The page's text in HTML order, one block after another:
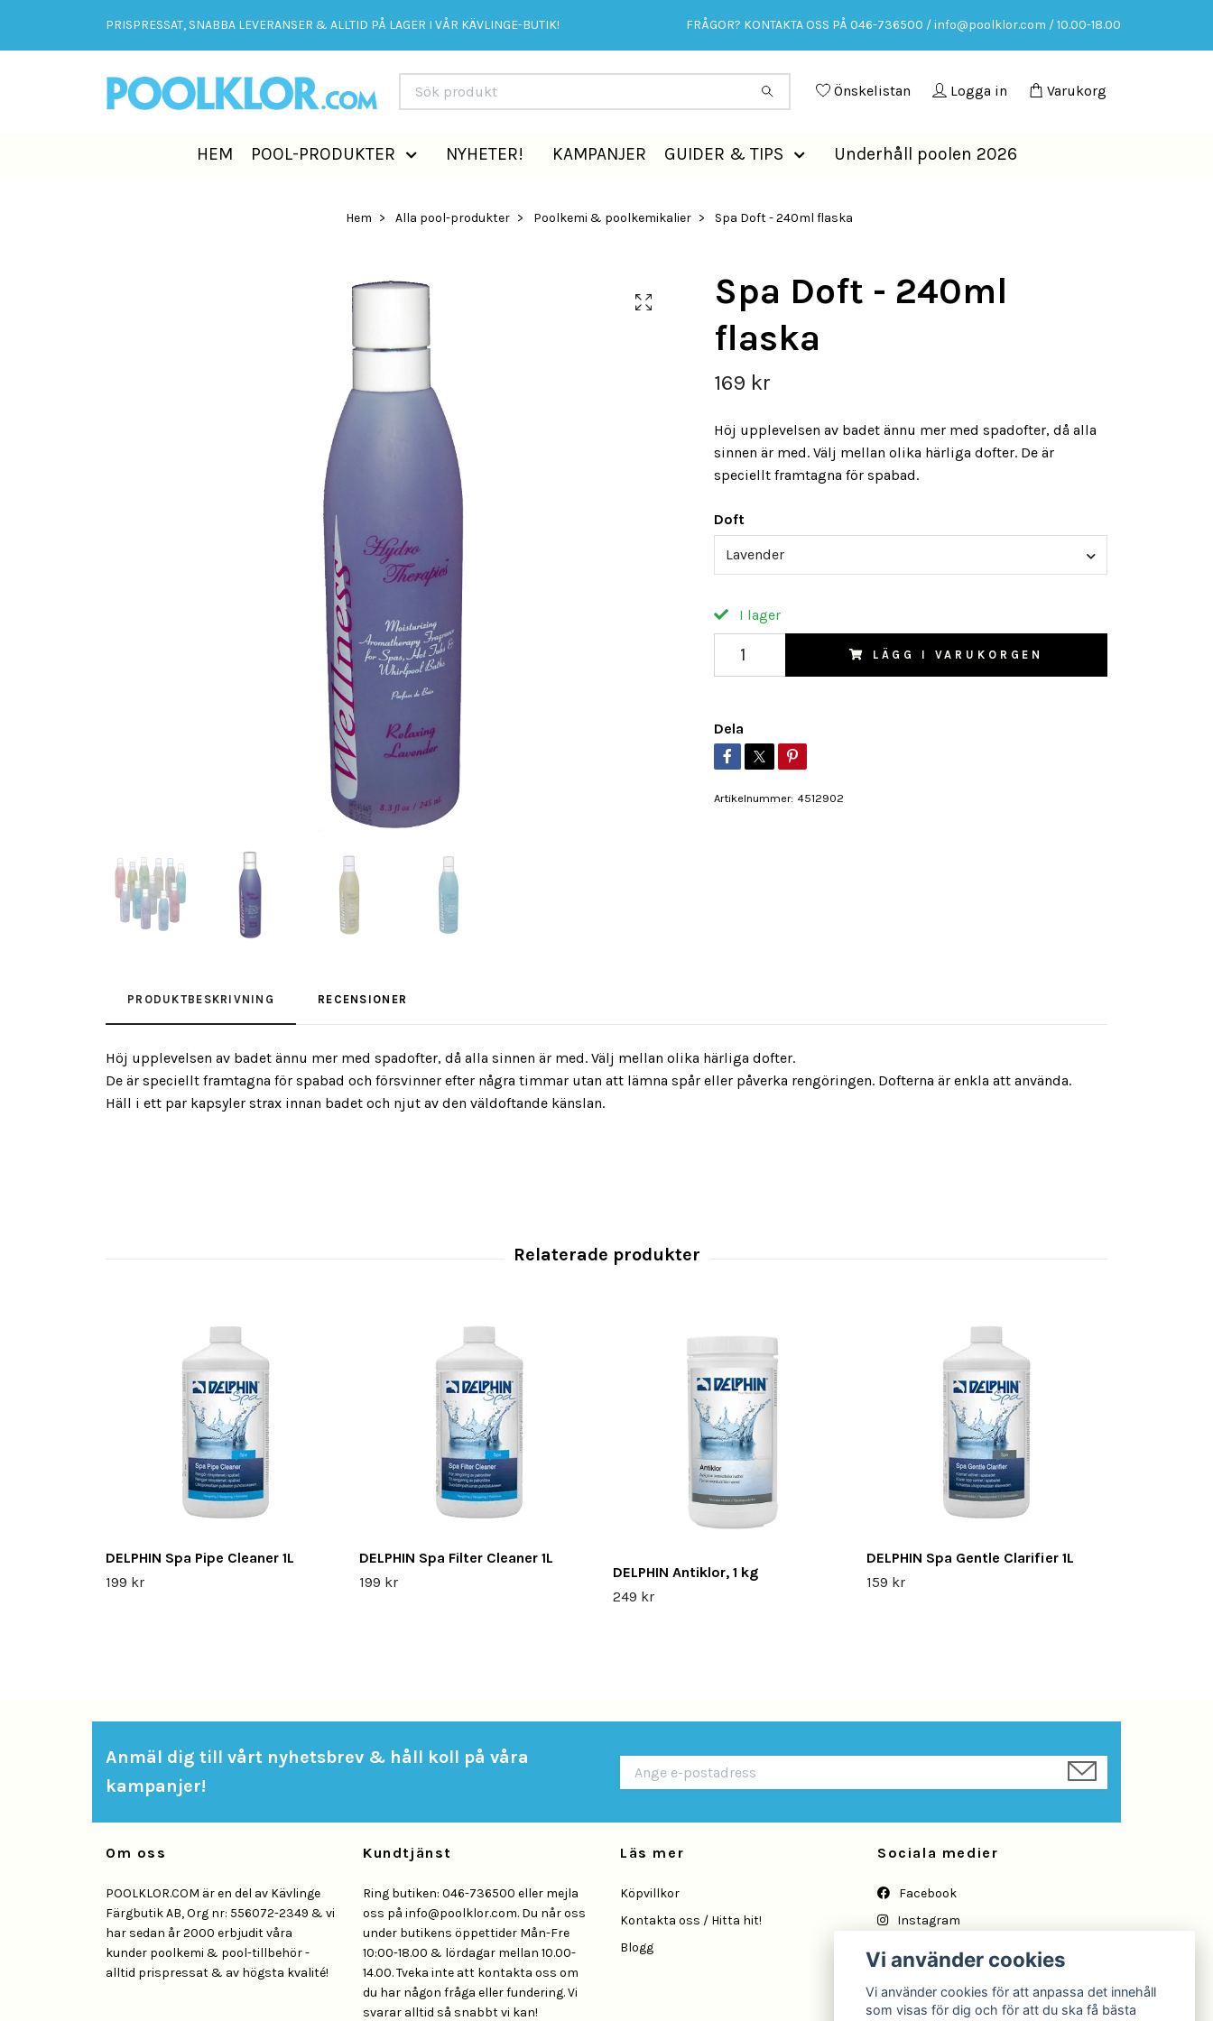
PRISPRESSAT, SNABBA LEVERANSER & ALLTID PÅ LAGER I VÅR KÄVLINGE-BUTIK! FRÅGOR? KONTAKTA OSS PÅ 046-736500 /info@poolklor.com / 10.00-18.00
Önskelistan Logga in Varukorg
HEM POOL-PRODUKTER NYHETER! KAMPANJER GUIDER & TIPS Underhåll poolen 2026
Hem Alla pool-produkter Poolkemi & poolkemikalier Spa Doft - 240ml flaska
Spa Doft - 240ml
flaska
169 kr
Höj upplevelsen av badet ännu mer med spadofter, då alla
sinnen är med. Välj mellan olika härliga dofter. De är
speciellt framtagna för spabad.
Doft
Lavender
I lager
LÄGG I VARUKORGEN
Dela
Artikelnummer: 4512902
PRODUKTBESKRIVNING RECENSIONER
Höj upplevelsen av badet ännu mer med spadofter, då alla sinnen är med. Välj mellan olika härliga dofter.
De är speciellt framtagna för spabad och försvinner efter några timmar utan att ­lämna spår eller påverka rengöringen. Dofterna är enkla att använda.
Häll i ett par kapsyler strax innan badet och njut av den väldoftande känslan.
DELPHIN Spa Pipe Cleaner 1L
199 kr
DELPHIN Spa Filter Cleaner 1L
199 kr
DELPHIN Antiklor, 1 kg
249 kr
DELPHIN Spa Gentle Clarifier 1L
159 kr
Anmäl dig till vårt nyhetsbrev & håll koll på våra
kampanjer!
Om oss
POOLKLOR.COM är en del av Kävlinge
Färgbutik AB, Org nr: 556072-2349 & vi
har sedan år 2000 erbjudit våra
kunder poolkemi & pool-tillbehör -
alltid prispressat & av högsta kvalité!
Kundtjänst
Ring butiken: 046-736500 eller mejla
oss på info@poolklor.com. Du når oss
under butikens öppettider Mån-Fre
10:00-18.00 & lördagar mellan 10.00-
14.00. Tveka inte att kontakta oss om
du har någon fråga eller fundering. Vi
svarar alltid så snabbt vi kan!
Läs mer
Köpvillkor
Kontakta oss / Hitta hit!
Blogg
Sociala medier
Facebook
Instagram
Vi använder cookies
Vi använder cookies för att anpassa det innehåll
som visas för dig och för att du ska få bästa